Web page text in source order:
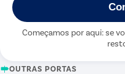
Começamos por aqui: se
OUTRAS PORTAS